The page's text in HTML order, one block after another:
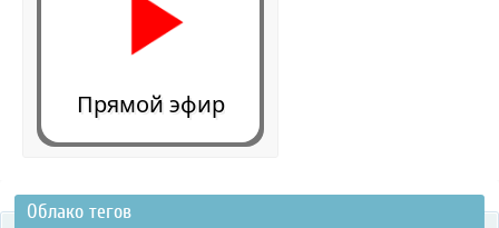
Прямой эфир
Облако тегов